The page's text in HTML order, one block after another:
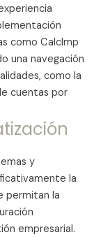
como CalcImp
una navegación
como la
cuentas por
y
la
permitan la
empresarial.